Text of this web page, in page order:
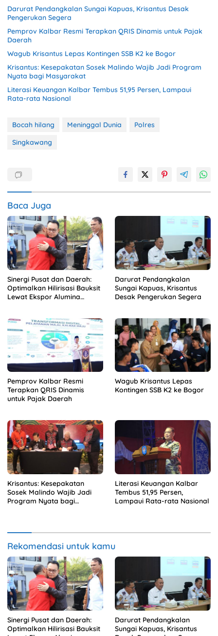
Darurat Pendangkalan Sungai Kapuas, Krisantus Desak
Pengerukan Segera
Pemprov Kalbar Resmi Terapkan QRIS Dinamis untuk Pajak
Daerah
Wagub Krisantus Lepas Kontingen SSB K2 ke Bogor
Krisantus: Kesepakatan Sosek Malindo Wajib Jadi Program
Nyata bagi Masyarakat
Literasi Keuangan Kalbar Tembus 51,95 Persen, Lampaui
Rata-rata Nasional
Bocah hilang Meninggal Dunia
Polres
Singkawang
Baca Juga
Sinergi Pusat dan Daerah:
Optimalkan Hilirisasi Bauksit
Lewat Ekspor Alumina
Darurat Pendangkalan
Sungai Kapuas, Krisantus
Desak Pengerukan Segera
Pemprov Kalbar Resmi
Terapkan QRIS Dinamis
untuk Pajak Daerah
Wagub Krisantus Lepas
Kontingen SSB K2 ke Bogor
Krisantus: Kesepakatan
Sosek Malindo Wajib Jadi
Program Nyata bagi
Literasi Keuangan Kalbar
Tembus 51,95 Persen,
Lampaui Rata-rata Nasional
Rekomendasi untuk kamu
Sinergi Pusat dan Daerah:
Optimalkan Hilirisasi Bauksit
Darurat Pendangkalan
Sungai Kapuas, Krisantus